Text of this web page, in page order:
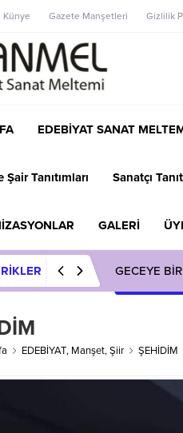
Künye Gazete Manşetleri Gizlilik
EDEBİYAT SANAT
Şair Tanıtımları Sanatçı
GALERİ
GECEYE
EDEBİYAT, Manşet,Şiir ŞEHİDİM